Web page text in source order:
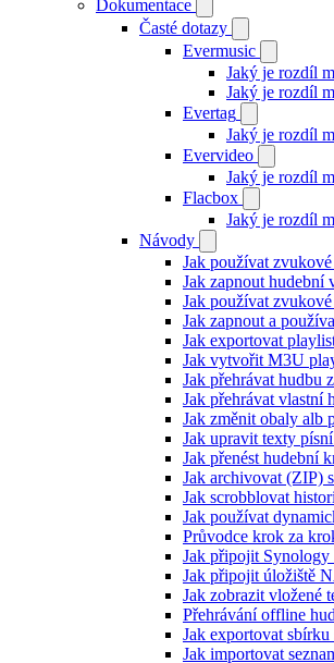
Dokumentace
Časté dotazy
Evermusic
Jaký je rozdíl
Jaký je rozdíl
Evertag
Jaký je rozdíl
Evervideo
Jaký je rozdíl
Flacbox
Jaký je rozdíl
Návody
Jak používat
Jak zapnout hudební
Jak používat
Jak zapnout a
Jak exportovat
Jak vytvořit M3U
Jak přehrávat
Jak přehrávat vlastní
Jak změnit obaly alb
Jak upravit texty
Jak přenést hudební
Jak archivovat (ZIP)
Jak scrobblovat
Jak používat
Průvodce krok za
Jak připojit Synology
Jak připojit úložiště
Jak zobrazit vložené
Přehrávání offline
Jak exportovat
Jak importovat